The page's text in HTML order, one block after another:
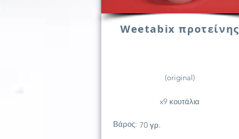
Weetabix προτείνης
(original)
x9 κουτάλια
Βάρος: 70 γρ.